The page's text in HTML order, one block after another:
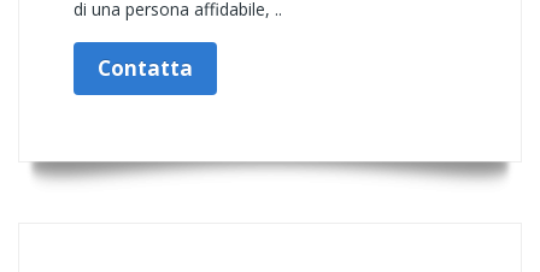
di una persona affidabile, ..
Contatta